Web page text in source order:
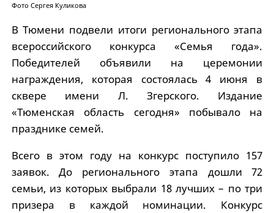
Фото Сергея Куликова
В Тюмени подвели итоги регионального этапа
всероссийского конкурса «Семья года».
Победителей объявили на церемонии
награждения, которая состоялась 4 июня в
сквере имени Л. Згерского. Издание
«Тюменская область сегодня» побывало на
празднике семей.
Всего в этом году на конкурс поступило 157
заявок. До регионального этапа дошли 72
семьи, из которых выбрали 18 лучших – по три
призера в каждой номинации. Конкурс